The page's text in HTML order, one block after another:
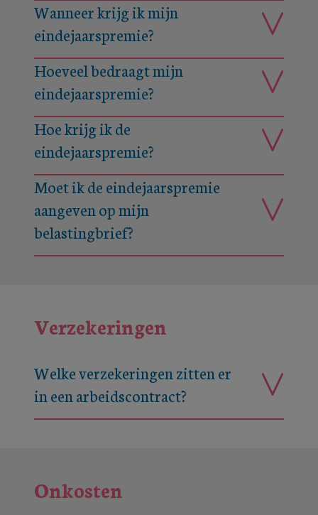
Wanneer krijg ik mijn
eindejaarspremie?
Hoeveel bedraagt mijn
eindejaarspremie?
Hoe krijg ik de
eindejaarspremie?
Moet ik de eindejaarspremie
aangeven op mijn
belastingbrief?
Verzekeringen
Welke verzekeringen zitten er
in een arbeidscontract?
Onkosten